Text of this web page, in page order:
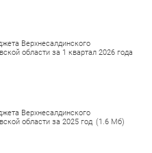
Верхнесалдинского
области за 1 квартал 2026 года
Верхнесалдинского
области за 2025 год (1.6 Мб)